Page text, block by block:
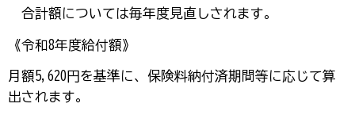
合計額については毎年度見直しされます。
《令和8年度給付額》
月額5,620円を基準に、保険料納付済期間等に応じて算
出されます。